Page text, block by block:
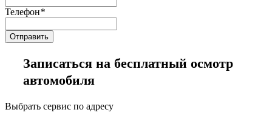
Телефон*
Записаться на бесплатный осмотр
автомобиля
Выбрать сервис по адресу